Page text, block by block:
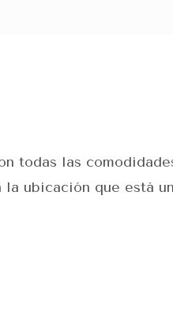
todas las
ubicación que está